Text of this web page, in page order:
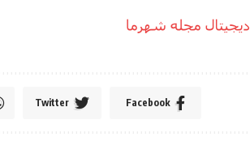
Facebook
Twitter